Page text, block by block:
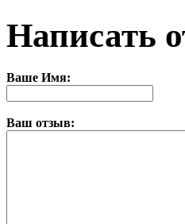
Написать
Ваше Имя:
Ваш отзыв: